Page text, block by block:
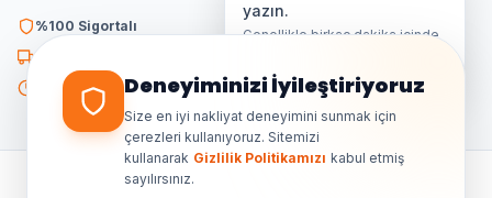
%100 Sigortalı
K3 Belgeli
7/24 Destek
Ankara Özdemir Nakliyat. Tüm hakları saklıdır.
Deneyiminizi İyileştiriyoruz
Size en iyi nakliyat deneyimini sunmak için
çerezleri kullanıyoruz. Sitemizi
kullanarak Gizlilik Politikamızı kabul etmiş
sayılırsınız.
yazın.
Genellikle birkaç dakika içinde